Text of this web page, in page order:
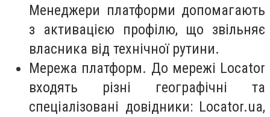
Менеджери платформи допомагають
з активацією профілю, що звільняє
власника від технічної рутини.
Мережа платформ. До мережі Locator
входять різні географічні та
спеціалізовані довідники: Locator.ua,